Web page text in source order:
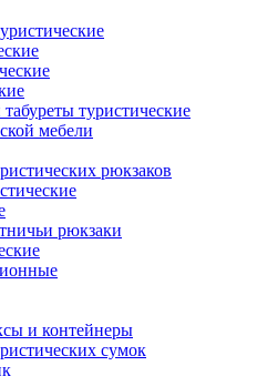
туристические
мебели
рюкзаков
рюкзаки
и контейнеры
сумок